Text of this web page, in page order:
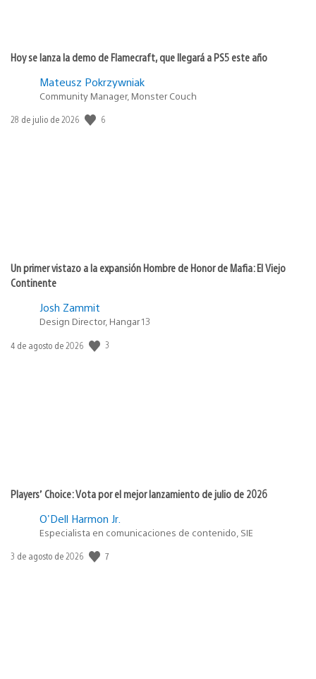
Hoy se lanza la demo de Flamecraft, que llegará a PS5 este año
Mateusz Pokrzywniak
Community Manager, Monster Couch
Fecha
28 de julio de 2026 6
Un primer vistazo a la expansión Hombre de Honor de Mafia: El Viejo
Continente
Josh Zammit
Design Director, Hangar 13
Fecha
4 de agosto de 2026 3
Players’ Choice: Vota por el mejor lanzamiento de julio de 2026
O'Dell Harmon Jr.
Especialista en comunicaciones de contenido, SIE
Fecha
3 de agosto de 2026 7